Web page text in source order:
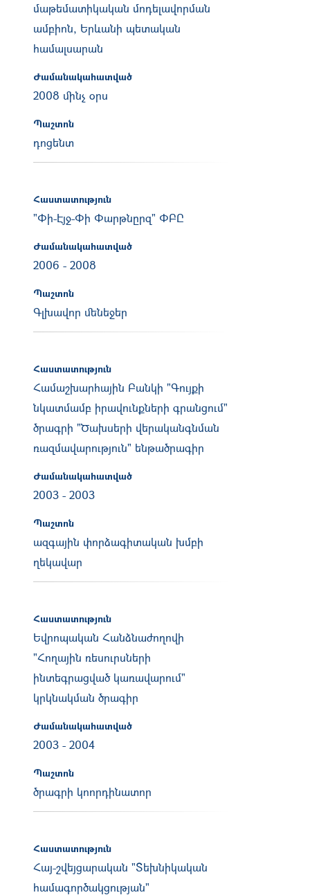
մաթեմատիկական մոդելավորման
ամբիոն, Երևանի պետական
համալսարան
Ժամանակահատված
2008 մինչ օրս
Պաշտոն
դոցենտ
Հաստատություն
"Փի-Էյջ-Փի Փարթնըրզ" ՓԲԸ
Ժամանակահատված
2006 - 2008
Պաշտոն
Գլխավոր մենեջեր
Հաստատություն
Համաշխարհային Բանկի "Գույքի
նկատմամբ իրավունքների գրանցում"
ծրագրի "Ծախսերի վերականգնման
ռազմավարություն" ենթածրագիր
Ժամանակահատված
2003 - 2003
Պաշտոն
ազգային փորձագիտական խմբի
ղեկավար
Հաստատություն
Եվրոպական Հանձնաժողովի
"Հողային ռեսուրսների
ինտեգրացված կառավարում"
կրկնակման ծրագիր
Ժամանակահատված
2003 - 2004
Պաշտոն
ծրագրի կոորդինատոր
Հաստատություն
Հայ-շվեյցարական "Տեխնիկական
համագործակցության"